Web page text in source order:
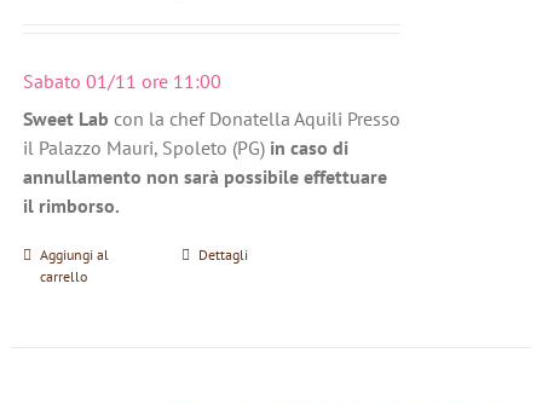
Sabato 01/11 ore 11:00
Sweet Lab con la chef Donatella Aquili Presso
il Palazzo Mauri, Spoleto (PG) in caso di
annullamento non sarà possibile effettuare
il rimborso.
Aggiungi al
carrello
Dettagli